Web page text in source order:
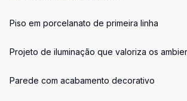
Piso em porcelanato de primeira linha
Projeto de iluminação que valoriza os
Parede com acabamento decorativo